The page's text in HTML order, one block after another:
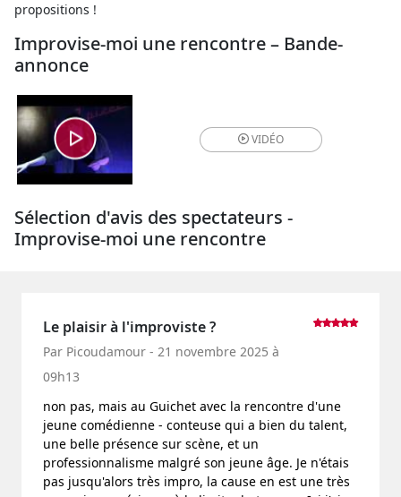
propositions !
Improvise-moi une rencontre – Bande-
annonce
VIDÉO
Sélection d'avis des spectateurs -
Improvise-moi une rencontre
Le plaisir à l'improviste ?
Par Picoudamour - 21 novembre 2025 à
09h13
non pas, mais au Guichet avec la rencontre d'une
jeune comédienne - conteuse qui a bien du talent,
une belle présence sur scène, et un
professionnalisme malgré son jeune âge. Je n'étais
pas jusqu'alors très impro, la cause en est une très